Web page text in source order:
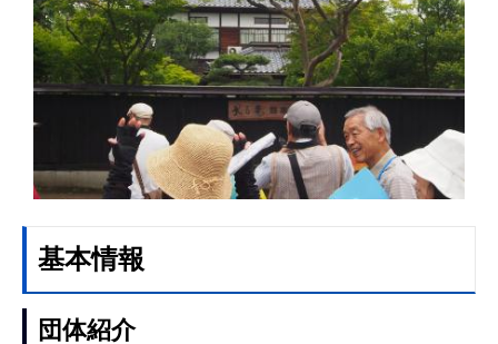
基本情報
団体紹介